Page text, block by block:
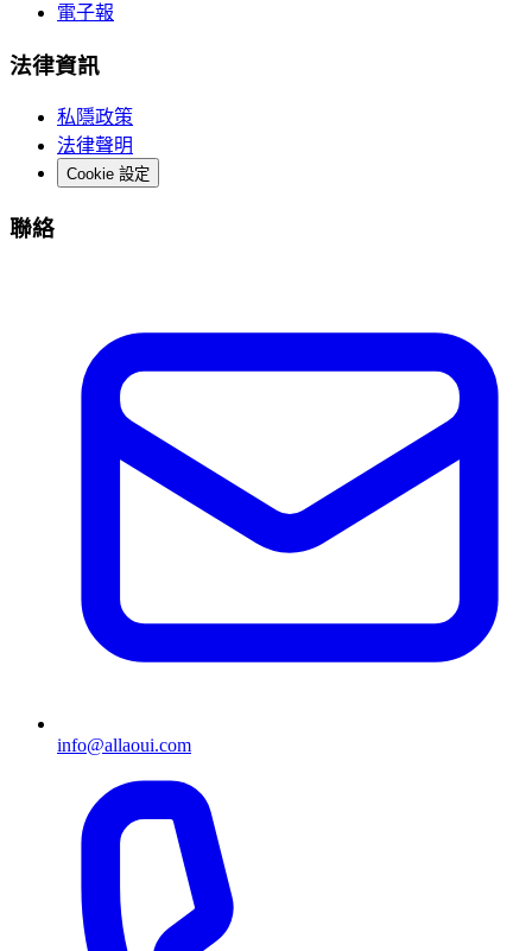
電子報
法律資訊
私隱政策
法律聲明
Cookie 設定
聯絡
info@allaoui.com